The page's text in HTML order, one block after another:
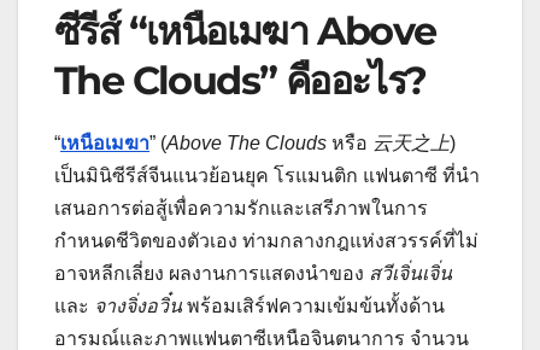
ซีรีส์ “เหนือเมฆา Above
The Clouds” คืออะไร?
“เหนือเมฆา” (Above The Clouds หรือ 云天之上)
เป็นมินิซีรีส์จีนแนวย้อนยุค โรแมนติก แฟนตาซี ที่นำ
เสนอการต่อสู้เพื่อความรักและเสรีภาพในการ
กำหนดชีวิตของตัวเอง ท่ามกลางกฎแห่งสวรรค์ที่ไม่
อาจหลีกเลี่ยง ผลงานการแสดงนำของ สวีเจิ่นเจิ่น
และ จางจิ่งอวิ๋น พร้อมเสิร์ฟความเข้มข้นทั้งด้าน
อารมณ์และภาพแฟนตาซีเหนือจินตนาการ จำนวน